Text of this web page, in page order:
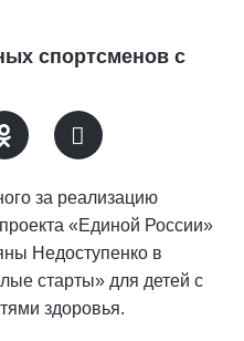
спортсменов с
за реализацию
«Единой России»
Недоступенко в
старты» для детей с
здоровья.